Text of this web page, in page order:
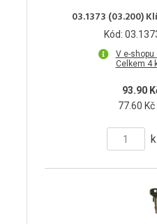
03.1373 (03.200)
Kód:
V e-
Celkem 4
93.90
77.60 Kč